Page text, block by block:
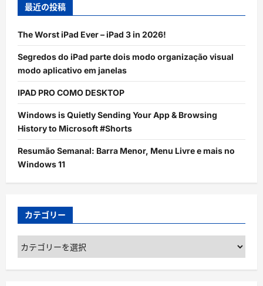
最近の投稿
The Worst iPad Ever – iPad 3 in 2026!
Segredos do iPad parte dois modo organização visual
modo aplicativo em janelas
IPAD PRO COMO DESKTOP
Windows is Quietly Sending Your App & Browsing
History to Microsoft #Shorts
Resumão Semanal: Barra Menor, Menu Livre e mais no
Windows 11
カテゴリー
カ
テ
ゴ